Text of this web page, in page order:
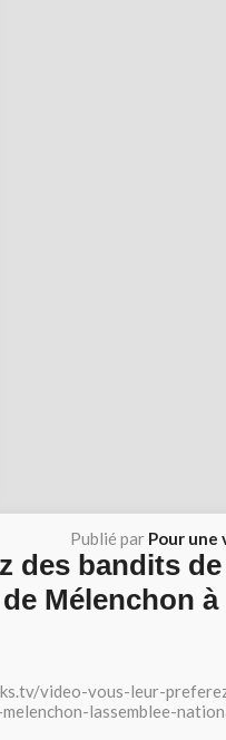
Publié par Pour une
des bandits
Mélenchon
video-vous-leur-
lassemblee-